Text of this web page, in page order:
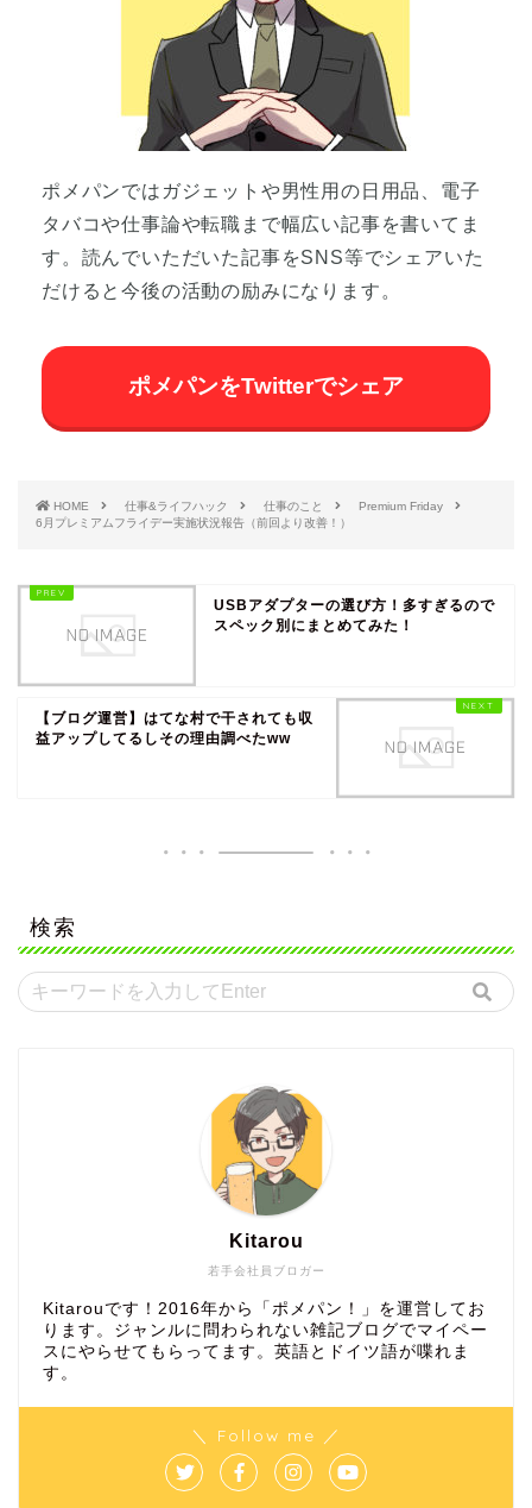
ポメパンではガジェットや男性用の日用品、電子
タバコや仕事論や転職まで幅広い記事を書いてま
す。読んでいただいた記事をSNS等でシェアいた
だけると今後の活動の励みになります。
ポメパンをTwitterでシェア
HOME 仕事&ライフハック 仕事のこと
Premium Friday
6月プレミアムフライデー実施状況報告（前回より改善！）
USBアダプターの選び方！多すぎるので
スペック別にまとめてみた！
【ブログ運営】はてな村で干されても収
益アップしてるしその理由調べたww
検索
若手会社員ブロガー
Kitarou
Kitarouです！2016年から「ポメパン！」を運営してお
ります。ジャンルに問わられない雑記ブログでマイペー
スにやらせてもらってます。英語とドイツ語が喋れま
す。
＼ Follow me ／